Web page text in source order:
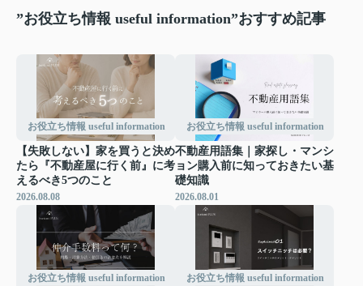
”お役立ち情報 useful information”おすすめ記事
お役立ち情報 useful information
【失敗しない】家を買うと決め
たら『不動産屋に行く前』に考
えるべき5つのこと
2026.08.08
お役立ち情報 useful information
不動産用語集｜家探し・マンシ
ョン購入前に知っておきたい基
礎知識
2026.08.01
お役立ち情報 useful information お役立ち情報 useful information